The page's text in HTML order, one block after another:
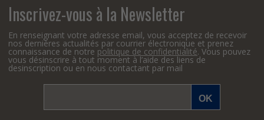
Inscrivez-vous à la Newsletter
En renseignant votre adresse email, vous acceptez de recevoir
nos dernières actualités par courrier électronique et prenez
connaissance de notre politique de confidentialité. Vous pouvez
vous désinscrire à tout moment à l’aide des liens de
desinscription ou en nous contactant par mail